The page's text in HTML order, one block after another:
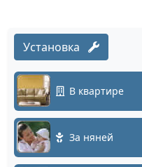
Установка
В квартире
За няней